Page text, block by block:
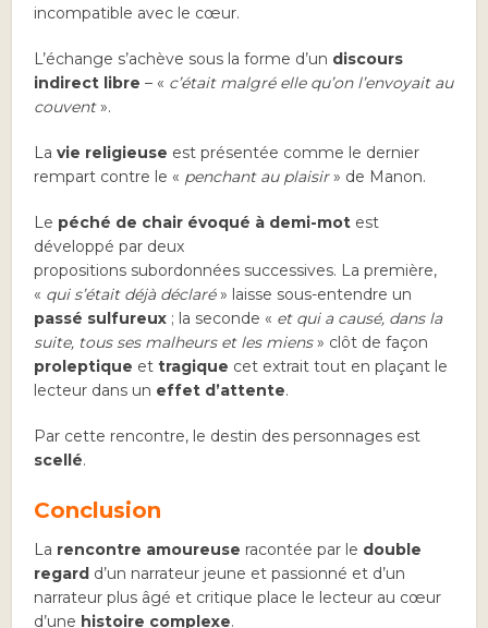
incompatible avec le cœur.
L’échange s’achève sous la forme d’un discours
indirect libre – « c’était malgré elle qu’on l’envoyait au
couvent».
Lavie religieuse est présentée comme le dernier
rempart contre le « penchant au plaisir» de Manon.
Le péché de chair évoqué à demi-mot est
développé par deux
propositions subordonnées successives. La première,
« qui s’était déjà déclaré» laisse sous-entendre un
passé sulfureux ; la seconde « et qui a causé, dans la
suite, tous ses malheurs et les miens» clôt de façon
proleptique ettragique cet extrait tout en plaçant le
lecteur dans un effet d’attente.
Par cette rencontre, le destin des personnages est
scellé.
Conclusion
La rencontre amoureuse racontée par le double
regard d’un narrateur jeune et passionné et d’un
narrateur plus âgé et critique place le lecteur au cœur
d’une histoire complexe.